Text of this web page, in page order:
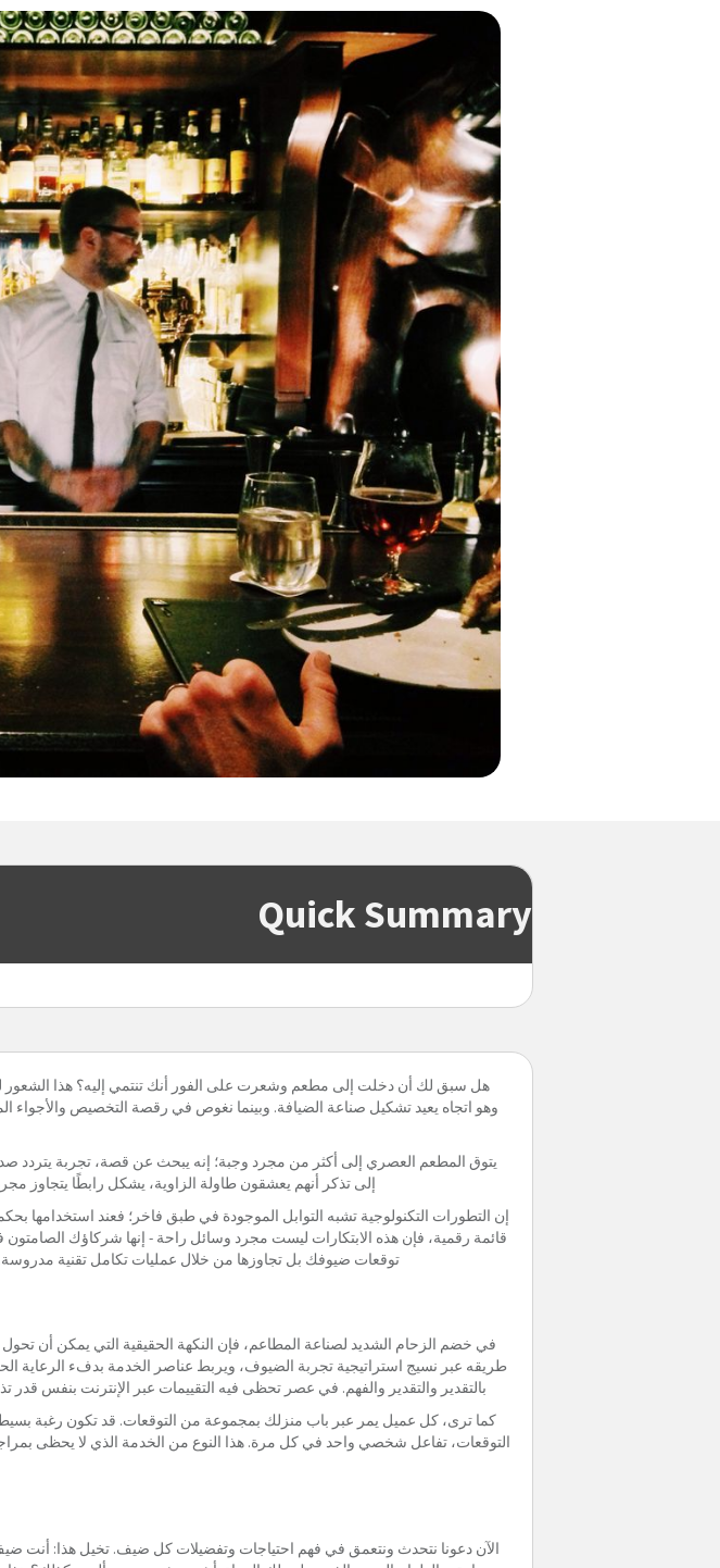
Quick Summary
هل سبق لك أن دخلت إلى مطعم وشعرت على الفور أنك تنتمي إليه؟ هذا الشعور
وهو اتجاه يعيد تشكيل صناعة الضيافة. وبينما نغوص في رقصة التخصيص
يتوق المطعم العصري إلى أكثر من مجرد وجبة؛ إنه يبحث عن قصة، تجربة
إلى تذكر أنهم يعشقون طاولة الزاوية، يشكل رابطًا يتجاوز
إن التطورات التكنولوجية تشبه التوابل الموجودة في طبق فاخر؛ فعند استخدامها
قائمة رقمية، فإن هذه الابتكارات ليست مجرد وسائل راحة - إنها شركاؤك
توقعات ضيوفك بل تجاوزها من خلال عمليات تكامل تقنية
في خضم الزحام الشديد لصناعة المطاعم، فإن النكهة الحقيقية التي يمكن
طريقه عبر نسيج استراتيجية تجربة الضيوف، ويربط عناصر الخدمة بدفء
بالتقدير والتقدير والفهم. في عصر تحظى فيه التقييمات عبر الإنترنت بنفس
كما ترى، كل عميل يمر عبر باب منزلك بمجموعة من التوقعات. قد تكون رغبة
التوقعات، تفاعل شخصي واحد في كل مرة. هذا النوع من الخدمة الذي لا يحظى
الآن دعونا نتحدث ونتعمق في فهم احتياجات وتفضيلات كل ضيف. تخيل هذا: أنت